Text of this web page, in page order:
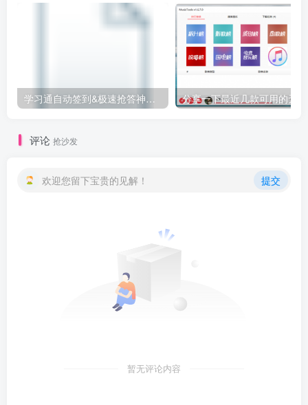
学习通自动签到&极速抢答神器下载
评论 抢沙发
欢迎您留下宝贵的见解！ 提交
暂无评论内容